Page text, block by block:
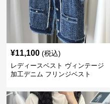
¥11,100 (税込)
レディースベスト ヴィンテージ
加工デニム フリンジベスト